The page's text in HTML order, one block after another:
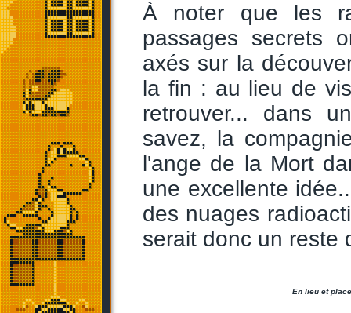
À noter que les
passages secrets
axés sur la
la fin : au lieu de
retrouver... dans
savez, la
l'ange de la Mort
une excellente
des nuages
serait donc un reste
En lieu et